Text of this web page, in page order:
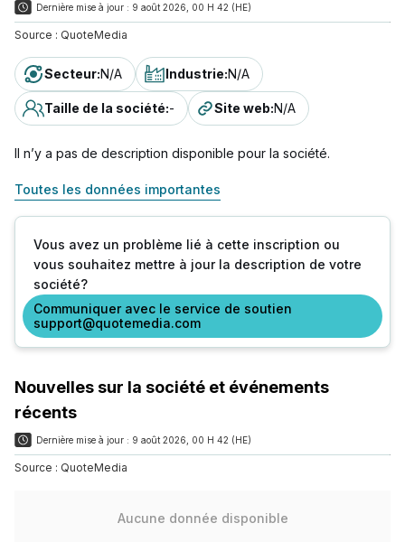
Dernière mise à jour : 9 août 2026, 00 H 42 (HE)
Source : QuoteMedia
Secteur:N/A Industrie:N/A
Taille de la société:- Site web:N/A
Il n’y a pas de description disponible pour la société.
Toutes les données importantes
Vous avez un problème lié à cette inscription ou
vous souhaitez mettre à jour la description de votre
société?
Communiquer avec le service de soutien
support@quotemedia.com
Nouvelles sur la société et événements
récents
Dernière mise à jour : 9 août 2026, 00 H 42 (HE)
Source : QuoteMedia
Aucune donnée disponible